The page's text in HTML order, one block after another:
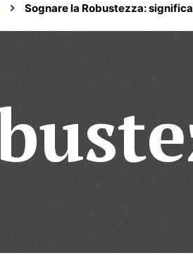
Sognare la Robustezza: